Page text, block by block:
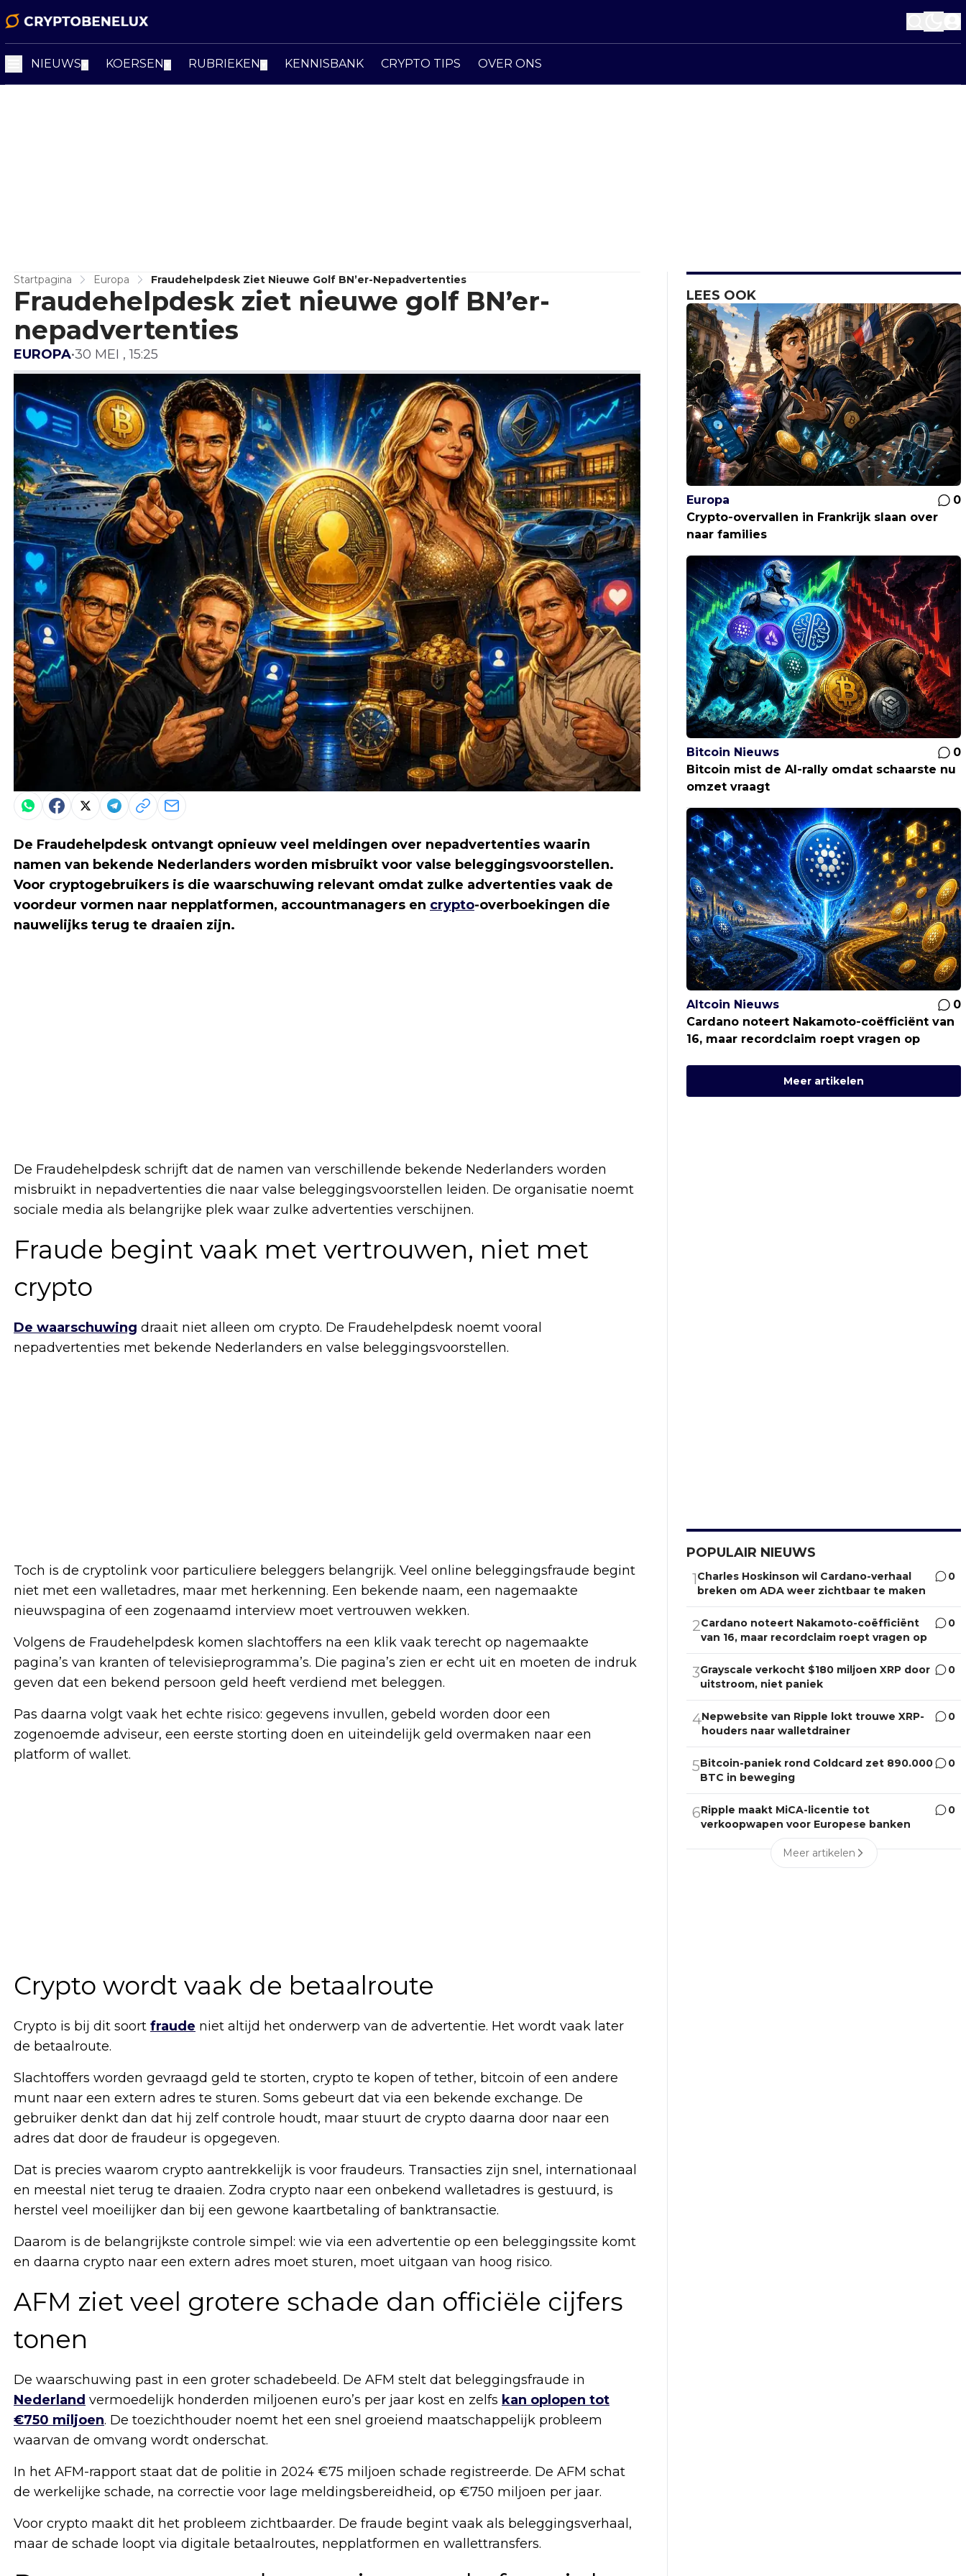
NIEUWS KOERSEN RUBRIEKEN KENNISBANK CRYPTO TIPS OVER ONS
Startpagina Europa Fraudehelpdesk Ziet Nieuwe Golf BN’er-Nepadvertenties
Fraudehelpdesk ziet nieuwe golf BN’er-
nepadvertenties
EUROPA•30 MEI , 15:25
De Fraudehelpdesk ontvangt opnieuw veel meldingen over nepadvertenties waarin
namen van bekende Nederlanders worden misbruikt voor valse beleggingsvoorstellen.
Voor cryptogebruikers is die waarschuwing relevant omdat zulke advertenties vaak de
voordeur vormen naar nepplatformen, accountmanagers en crypto-overboekingen die
nauwelijks terug te draaien zijn.
De Fraudehelpdesk schrijft dat de namen van verschillende bekende Nederlanders worden
misbruikt in nepadvertenties die naar valse beleggingsvoorstellen leiden. De organisatie noemt
sociale media als belangrijke plek waar zulke advertenties verschijnen.
Fraude begint vaak met vertrouwen, niet met
crypto
De waarschuwing draait niet alleen om crypto. De Fraudehelpdesk noemt vooral
nepadvertenties met bekende Nederlanders en valse beleggingsvoorstellen.
Toch is de cryptolink voor particuliere beleggers belangrijk. Veel online beleggingsfraude begint
niet met een walletadres, maar met herkenning. Een bekende naam, een nagemaakte
nieuwspagina of een zogenaamd interview moet vertrouwen wekken.
Volgens de Fraudehelpdesk komen slachtoffers na een klik vaak terecht op nagemaakte
pagina’s van kranten of televisieprogramma’s. Die pagina’s zien er echt uit en moeten de indruk
geven dat een bekend persoon geld heeft verdiend met beleggen.
Pas daarna volgt vaak het echte risico: gegevens invullen, gebeld worden door een
zogenoemde adviseur, een eerste storting doen en uiteindelijk geld overmaken naar een
platform of wallet.
Crypto wordt vaak de betaalroute
Crypto is bij dit soort fraude niet altijd het onderwerp van de advertentie. Het wordt vaak later
de betaalroute.
Slachtoffers worden gevraagd geld te storten, crypto te kopen of tether, bitcoin of een andere
munt naar een extern adres te sturen. Soms gebeurt dat via een bekende exchange. De
gebruiker denkt dan dat hij zelf controle houdt, maar stuurt de crypto daarna door naar een
adres dat door de fraudeur is opgegeven.
Dat is precies waarom crypto aantrekkelijk is voor fraudeurs. Transacties zijn snel, internationaal
en meestal niet terug te draaien. Zodra crypto naar een onbekend walletadres is gestuurd, is
herstel veel moeilijker dan bij een gewone kaartbetaling of banktransactie.
Daarom is de belangrijkste controle simpel: wie via een advertentie op een beleggingssite komt
en daarna crypto naar een extern adres moet sturen, moet uitgaan van hoog risico.
AFM ziet veel grotere schade dan officiële cijfers
tonen
De waarschuwing past in een groter schadebeeld. De AFM stelt dat beleggingsfraude in
Nederland vermoedelijk honderden miljoenen euro’s per jaar kost en zelfs kan oplopen tot
€750 miljoen. De toezichthouder noemt het een snel groeiend maatschappelijk probleem
waarvan de omvang wordt onderschat.
In het AFM-rapport staat dat de politie in 2024 €75 miljoen schade registreerde. De AFM schat
de werkelijke schade, na correctie voor lage meldingsbereidheid, op €750 miljoen per jaar.
Voor crypto maakt dit het probleem zichtbaarder. De fraude begint vaak als beleggingsverhaal,
maar de schade loopt via digitale betaalroutes, nepplatformen en wallettransfers.
LEES OOK
Europa
0
Crypto-overvallen in Frankrijk slaan over
naar families
Bitcoin Nieuws
0
Bitcoin mist de AI-rally omdat schaarste nu
omzet vraagt
Altcoin Nieuws
0
Cardano noteert Nakamoto-coëfficiënt van
16, maar recordclaim roept vragen op
Meer artikelen
POPULAIR NIEUWS
1Charles Hoskinson wil Cardano-verhaal
breken om ADA weer zichtbaar te maken
0
2Cardano noteert Nakamoto-coëfficiënt
van 16, maar recordclaim roept vragen op
0
3Grayscale verkocht $180 miljoen XRP door
uitstroom, niet paniek
0
4Nepwebsite van Ripple lokt trouwe XRP-
houders naar walletdrainer
0
5Bitcoin-paniek rond Coldcard zet 890.000
BTC in beweging
0
6Ripple maakt MiCA-licentie tot
verkoopwapen voor Europese banken
0
Meer artikelen